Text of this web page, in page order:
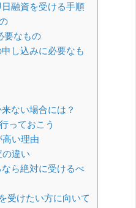
融資を受ける手順
要なもの
し込みに必要なも
ない場合には？
っておこう
い理由
違い
ら絶対に受けるべ
受けたい方に向いて